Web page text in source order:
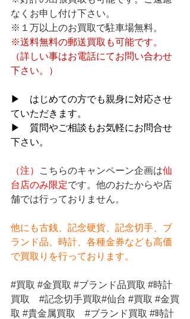
なくお申し付け下さい。
※１万以上のお買取で駐車場無料。
※送料無料の郵送買取も可能です。
（詳しい事はお電話にてお問い合わせ
下さい。）
▶　はじめての方でも親身に対応させ
ていただきます。
▶　質問やご相談もお気軽にお問合せ
下さい。
（注） こちらのキャンペーン企画は仙
台店のみ限定です。他のおたからや店
舗では行っておりません。
他にも古銭、記念硬貨、記念切手、ブ
ランド品、時計、各種金券なども高価
で買取りを行っております。
#買取 #金買取 #ブランド品買取 #時計
買取
#記念切手買取#仙台 #買取 #金買
取 #貴金属買取 #ブランド買取 #時計